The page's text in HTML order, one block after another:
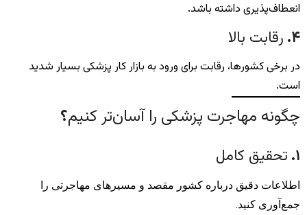
انعطاف‌پذیری داشته باشد.
۴. رقابت بالا
در برخی کشورها، رقابت برای ورود به بازار کار پزشکی بسیار شدید
است.
چگونه مهاجرت پزشکی را آسان‌تر کنیم؟
۱. تحقیق کامل
اطلاعات دقیق درباره کشور مقصد و مسیرهای مهاجرتی را
جمع‌آوری کنید.